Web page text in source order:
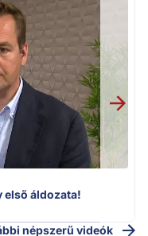
első áldozata!
népszerű videók